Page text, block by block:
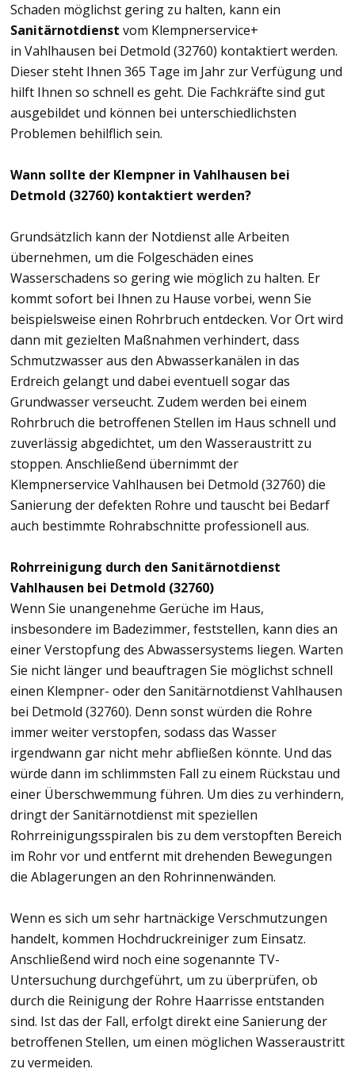
Schaden möglichst gering zu halten, kann ein
Sanitärnotdienst vom Klempnerservice+
in Vahlhausen bei Detmold (32760) kontaktiert werden.
Dieser steht Ihnen 365 Tage im Jahr zur Verfügung und
hilft Ihnen so schnell es geht. Die Fachkräfte sind gut
ausgebildet und können bei unterschiedlichsten
Problemen behilflich sein.
Wann sollte der Klempner in Vahlhausen bei
Detmold (32760) kontaktiert werden?
Grundsätzlich kann der Notdienst alle Arbeiten
übernehmen, um die Folgeschäden eines
Wasserschadens so gering wie möglich zu halten. Er
kommt sofort bei Ihnen zu Hause vorbei, wenn Sie
beispielsweise einen Rohrbruch entdecken. Vor Ort wird
dann mit gezielten Maßnahmen verhindert, dass
Schmutzwasser aus den Abwasserkanälen in das
Erdreich gelangt und dabei eventuell sogar das
Grundwasser verseucht. Zudem werden bei einem
Rohrbruch die betroffenen Stellen im Haus schnell und
zuverlässig abgedichtet, um den Wasseraustritt zu
stoppen. Anschließend übernimmt der
Klempnerservice Vahlhausen bei Detmold (32760) die
Sanierung der defekten Rohre und tauscht bei Bedarf
auch bestimmte Rohrabschnitte professionell aus.
Rohrreinigung durch den Sanitärnotdienst
Vahlhausen bei Detmold (32760)
Wenn Sie unangenehme Gerüche im Haus,
insbesondere im Badezimmer, feststellen, kann dies an
einer Verstopfung des Abwassersystems liegen. Warten
Sie nicht länger und beauftragen Sie möglichst schnell
einen Klempner- oder den Sanitärnotdienst Vahlhausen
bei Detmold (32760). Denn sonst würden die Rohre
immer weiter verstopfen, sodass das Wasser
irgendwann gar nicht mehr abfließen könnte. Und das
würde dann im schlimmsten Fall zu einem Rückstau und
einer Überschwemmung führen. Um dies zu verhindern,
dringt der Sanitärnotdienst mit speziellen
Rohrreinigungsspiralen bis zu dem verstopften Bereich
im Rohr vor und entfernt mit drehenden Bewegungen
die Ablagerungen an den Rohrinnenwänden.
Wenn es sich um sehr hartnäckige Verschmutzungen
handelt, kommen Hochdruckreiniger zum Einsatz.
Anschließend wird noch eine sogenannte TV-
Untersuchung durchgeführt, um zu überprüfen, ob
durch die Reinigung der Rohre Haarrisse entstanden
sind. Ist das der Fall, erfolgt direkt eine Sanierung der
betroffenen Stellen, um einen möglichen Wasseraustritt
zu vermeiden.